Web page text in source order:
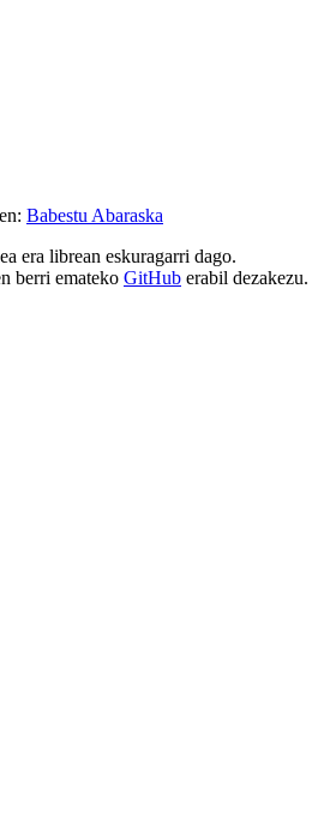
Babestu Abaraska
era librean eskuragarri dago.
berri emateko GitHub erabil dezakezu.